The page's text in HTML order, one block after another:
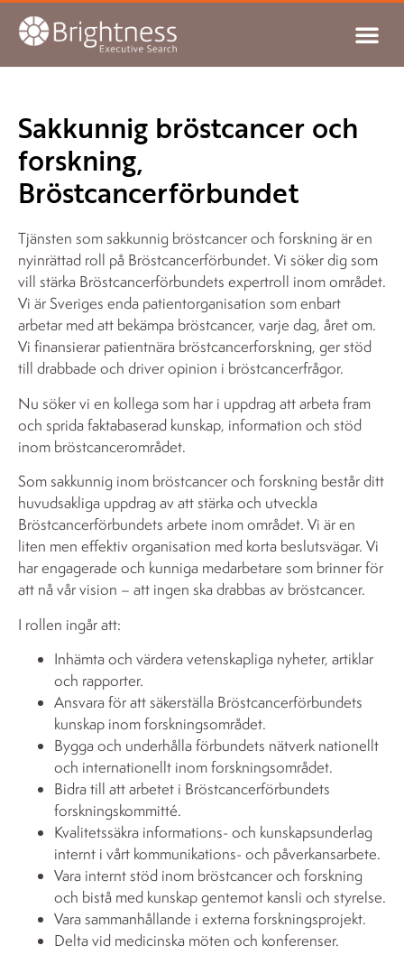
Sakkunnig bröstcancer och
forskning,
Bröstcancerförbundet
Tjänsten som sakkunnig bröstcancer och forskning är en
nyinrättad roll på Bröstcancerförbundet. Vi söker dig som
vill stärka Bröstcancerförbundets expertroll inom området.
Vi är Sveriges enda patientorganisation som enbart
arbetar med att bekämpa bröstcancer, varje dag, året om.
Vi finansierar patientnära bröstcancerforskning, ger stöd
till drabbade och driver opinion i bröstcancerfrågor.
Nu söker vi en kollega som har i uppdrag att arbeta fram
och sprida faktabaserad kunskap, information och stöd
inom bröstcancerområdet.
Som sakkunnig inom bröstcancer och forskning består ditt
huvudsakliga uppdrag av att stärka och utveckla
Bröstcancerförbundets arbete inom området. Vi är en
liten men effektiv organisation med korta beslutsvägar. Vi
har engagerade och kunniga medarbetare som brinner för
att nå vår vision – att ingen ska drabbas av bröstcancer.
I rollen ingår att:
Inhämta och värdera vetenskapliga nyheter, artiklar
och rapporter.
Ansvara för att säkerställa Bröstcancerförbundets
kunskap inom forskningsområdet.
Bygga och underhålla förbundets nätverk nationellt
och internationellt inom forskningsområdet.
Bidra till att arbetet i Bröstcancerförbundets
forskningskommitté.
Kvalitetssäkra informations- och kunskapsunderlag
internt i vårt kommunikations- och påverkansarbete.
Vara internt stöd inom bröstcancer och forskning
och bistå med kunskap gentemot kansli och styrelse.
Vara sammanhållande i externa forskningsprojekt.
Delta vid medicinska möten och konferenser.